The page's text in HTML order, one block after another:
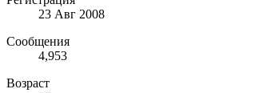
23 Авг 2008
Сообщения
4,953
Возраст